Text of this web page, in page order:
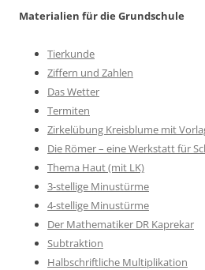
Materialien für die Grundschule
Tierkunde
Ziffern und Zahlen
Das Wetter
Termiten
Zirkelübung Kreisblume mit
Die Römer – eine Werkstatt für
Thema Haut (mit LK)
3-stellige Minustürme
4-stellige Minustürme
Der Mathematiker DR Kaprekar
Subtraktion
Halbschriftliche Multiplikation